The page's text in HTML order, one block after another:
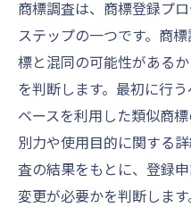
商標調査は、商標登録プ
ステップの一つです。商
標と混同の可能性がある
を判断します。最初に行
ベースを利用した類似商
別力や使用目的に関する
査の結果をもとに、登録
変更が必要かを判断しま